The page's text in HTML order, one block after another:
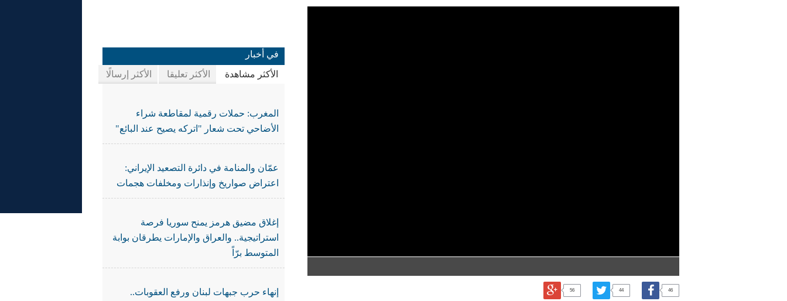
46
44
56
في أخبار
الأكثر مشاهدة الأكثر تعليقا الأكثر إرسالًا
المغرب: حملات رقمية لمقاطعة شراء
الأضاحي تحت شعار "اتركه يصيح عند البائع"
عمّان والمنامة في دائرة التصعيد الإيراني:
اعتراض صواريخ وإنذارات ومخلفات هجمات
إغلاق مضيق هرمز يمنح سوريا فرصة
استراتيجية.. والعراق والإمارات يطرقان بوابة
المتوسط برّاً
إنهاء حرب جبهات لبنان ورفع العقوبات..